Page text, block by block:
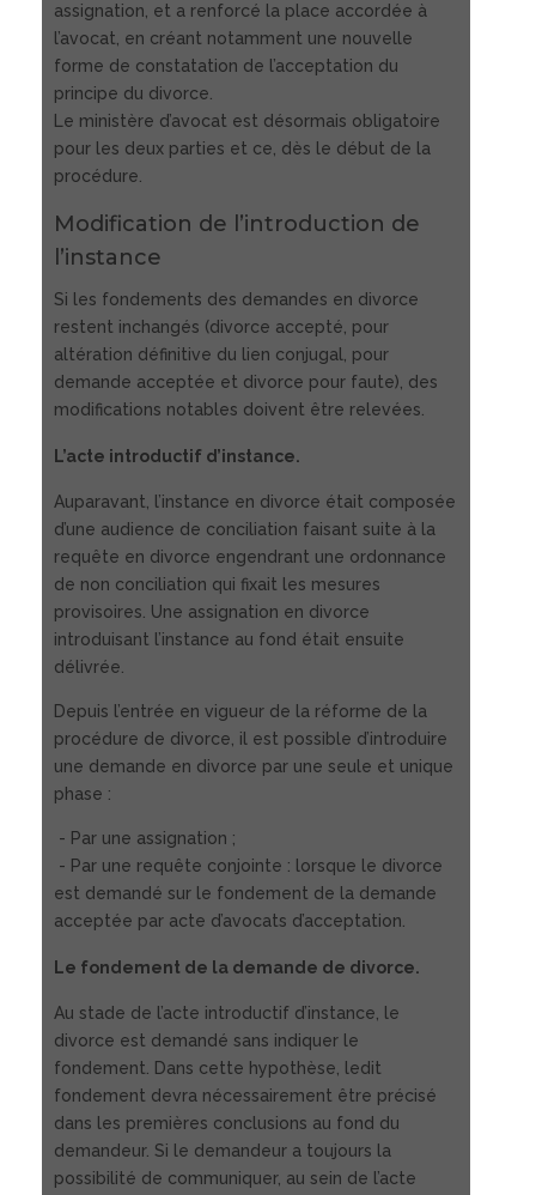
assignation, et a renforcé la place accordée à
l’avocat, en créant notamment une nouvelle
forme de constatation de l’acceptation du
principe du divorce.
Le ministère d’avocat est désormais obligatoire
pour les deux parties et ce, dès le début de la
procédure.
Modification de l’introduction de
l’instance
Si les fondements des demandes en divorce
restent inchangés (divorce accepté, pour
altération définitive du lien conjugal, pour
demande acceptée et divorce pour faute), des
modifications notables doivent être relevées.
L’acte introductif d’instance.
Auparavant, l’instance en divorce était composée
d’une audience de conciliation faisant suite à la
requête en divorce engendrant une ordonnance
de non conciliation qui fixait les mesures
provisoires. Une assignation en divorce
introduisant l’instance au fond était ensuite
délivrée.
Depuis l’entrée en vigueur de la réforme de la
procédure de divorce, il est possible d’introduire
une demande en divorce par une seule et unique
phase :
- Par une assignation ;
- Par une requête conjointe : lorsque le divorce
est demandé sur le fondement de la demande
acceptée par acte d’avocats d’acceptation.
Le fondement de la demande de divorce.
Au stade de l’acte introductif d’instance, le
divorce est demandé sans indiquer le
fondement. Dans cette hypothèse, ledit
fondement devra nécessairement être précisé
dans les premières conclusions au fond du
demandeur. Si le demandeur a toujours la
possibilité de communiquer, au sein de l’acte